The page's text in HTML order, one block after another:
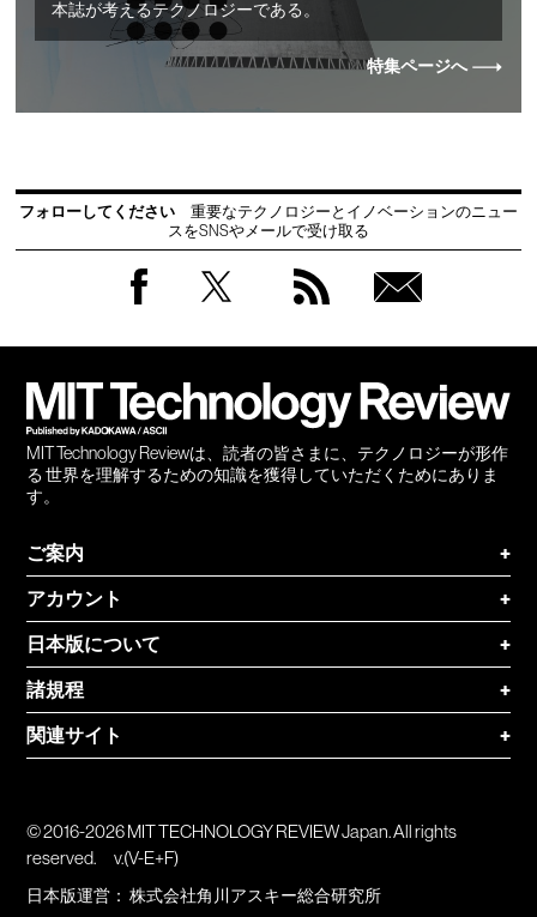
本誌が考えるテクノロジーである。
特集ページへ
フォローしてください
重要なテクノロジーとイノベーションのニュー
スをSNSやメールで受け取る
MIT Technology Reviewは、読者の皆さまに、テクノロジーが形作
る 世界を理解するための知識を獲得していただくためにありま
す。
ご案内
+
アカウント
+
日本版について
+
諸規程
+
関連サイト
+
© 2016-2026 MIT TECHNOLOGY REVIEW Japan. All rights
reserved.
v.(V-E+F)
日本版運営：株式会社角川アスキー総合研究所